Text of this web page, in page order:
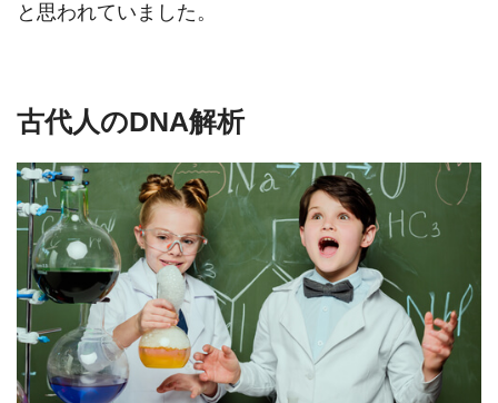
と思われていました。
古代人のDNA解析